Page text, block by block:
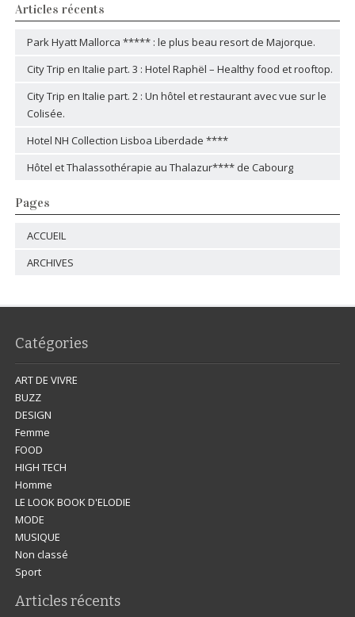
Articles récents
Park Hyatt Mallorca ***** : le plus beau resort de Majorque.
City Trip en Italie part. 3 : Hotel Raphël – Healthy food et rooftop.
City Trip en Italie part. 2 : Un hôtel et restaurant avec vue sur le
Colisée.
Hotel NH Collection Lisboa Liberdade ****
Hôtel et Thalassothérapie au Thalazur**** de Cabourg
Pages
ACCUEIL
ARCHIVES
Catégories
ART DE VIVRE
BUZZ
DESIGN
Femme
FOOD
HIGH TECH
Homme
LE LOOK BOOK D'ELODIE
MODE
MUSIQUE
Non classé
Sport
Articles récents